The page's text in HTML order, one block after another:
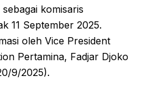
komisaris
11 September 2025.
oleh Vice President
Pertamina, Fadjar Djoko
9/2025).